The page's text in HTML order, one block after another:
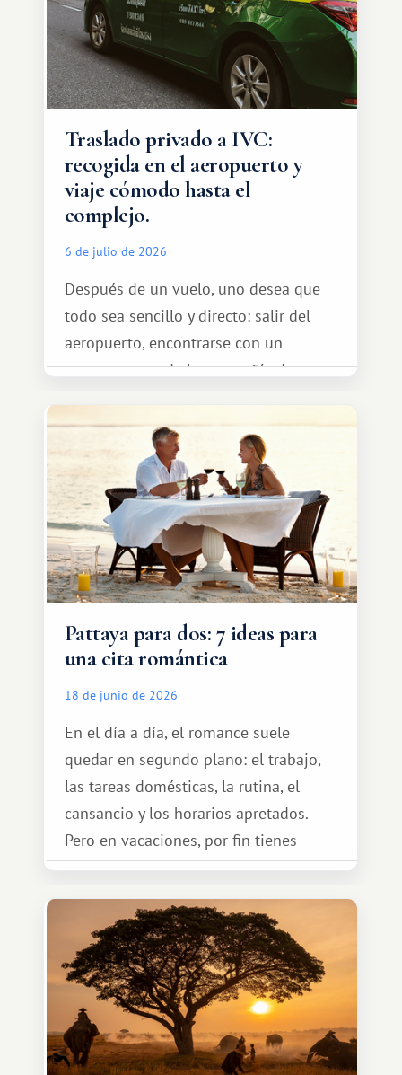
Traslado privado a IVC:
recogida en el aeropuerto y
viaje cómodo hasta el
complejo.
6 de julio de 2026
Después de un vuelo, uno desea que
todo sea sencillo y directo: salir del
aeropuerto, encontrarse con un
representante de la compañía de
tranquilamente hasta el complejo
turístico.
Pattaya para dos: 7 ideas para
una cita romántica
18 de junio de 2026
En el día a día, el romance suele
quedar en segundo plano: el trabajo,
las tareas domésticas, la rutina, el
cansancio y los horarios apretados.
Pero en vacaciones, por fin tienes
espacio para dos y ganas de hacer algo
especial por tu pareja. No tiene por
qué ser algo grandioso, pero sí algo
cálido y memorable.